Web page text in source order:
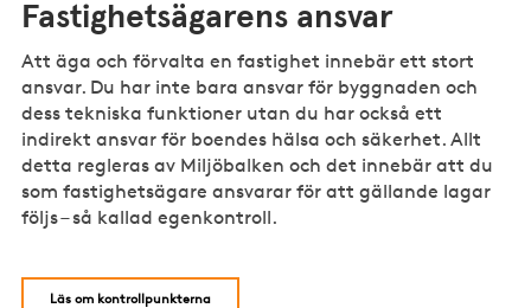
Fastighetsägarens ansvar
Att äga och förvalta en fastighet innebär ett stort
ansvar. Du har inte bara ansvar för byggnaden och
dess tekniska funktioner utan du har också ett
indirekt ansvar för boendes hälsa och säkerhet. Allt
detta regleras av Miljöbalken och det innebär att du
som fastighetsägare ansvarar för att gällande lagar
följs – så kallad egenkontroll.
Läs om kontrollpunkterna